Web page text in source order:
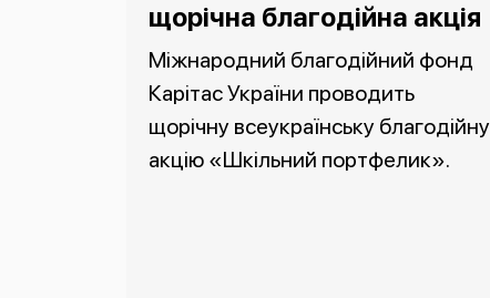
щорічна благодійна акція
Міжнародний благодійний фонд
Карітас України проводить
щорічну всеукраїнську благодійну
акцію «Шкільний портфелик».